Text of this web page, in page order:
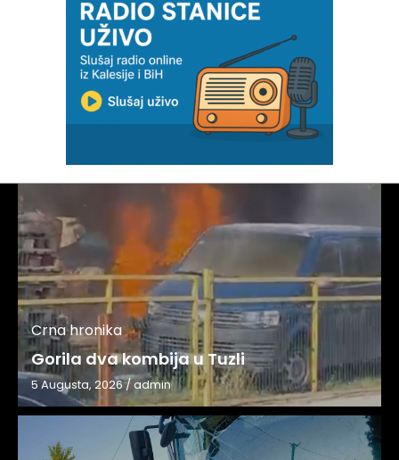
Crna hronika
Gorila dva kombija u Tuzli
5 Augusta, 2026/admin